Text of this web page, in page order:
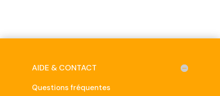
AIDE & CONTACT
Questions fréquentes